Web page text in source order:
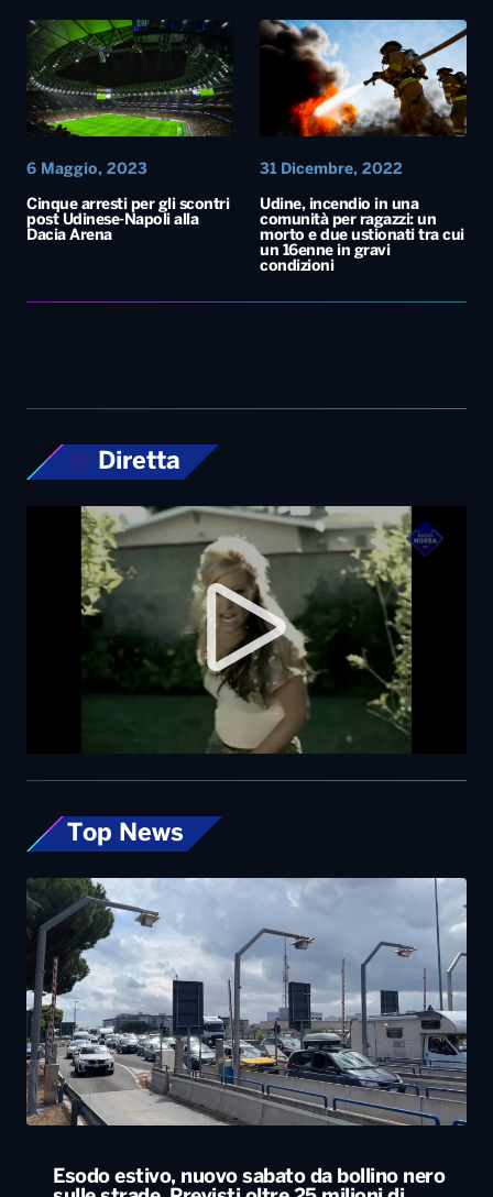
Cinque arresti per gli scontri
post Udinese-Napoli alla
Dacia Arena
6 Maggio, 2023
Udine, incendio in una
comunità per ragazzi: un
morto e due ustionati tra cui
un 16enne in gravi
condizioni
31 Dicembre, 2022
Diretta
Top News
Esodo estivo, nuovo sabato da bollino nero